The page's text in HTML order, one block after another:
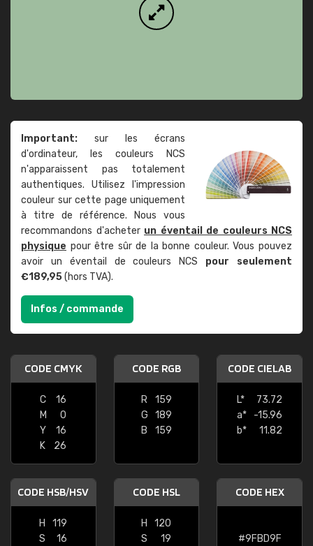
Important: sur les écrans
d'ordinateur, les couleurs NCS
n'apparaissent pas totalement
authentiques. Utilisez l'impression
couleur sur cette page uniquement
à titre de référence. Nous vous
recommandons d'acheter un éventail de couleurs NCS
physique pour être sûr de la bonne couleur. Vous pouvez
avoir un éventail de couleurs NCS pour seulement
€189,95(hors TVA).
Infos / commande
CODE CMYK
C
16
M
0
Y
16
K
26
CODE RGB
R
159
G
189
B
159
CODE CIELAB
L*
73.72
a*
-15.96
b*
11.82
CODE HSB/HSV
H
119
S
16
CODE HSL
H
120
S
19
CODE HEX
#9FBD9F